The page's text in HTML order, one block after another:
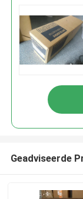
Geadviseerde